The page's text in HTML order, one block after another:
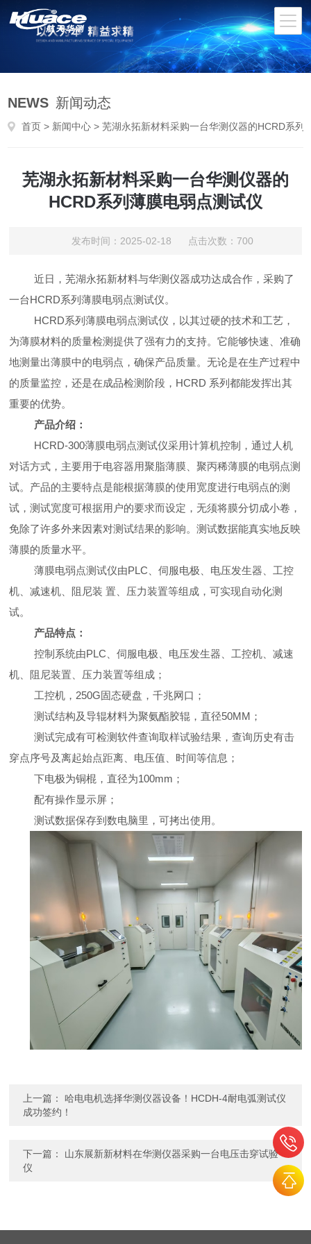
NEWS 新闻动态
首页 > 新闻中心 > 芜湖永拓新材料采购一台华测仪器的HCRD系列薄膜电弱点测试仪
芜湖永拓新材料采购一台华测仪器的
HCRD系列薄膜电弱点测试仪
发布时间：2025-02-18 点击次数：700
近日，芜湖永拓新材料与华测仪器成功达成合作，采购了
一台HCRD系列薄膜电弱点测试仪。
HCRD系列薄膜电弱点测试仪，以其过硬的技术和工艺，
为薄膜材料的质量检测提供了强有力的支持。它能够快速、准确
地测量出薄膜中的电弱点，确保产品质量。无论是在生产过程中
的质量监控，还是在成品检测阶段，HCRD 系列都能发挥出其
重要的优势。
产品介绍：
HCRD-300薄膜电弱点测试仪采用计算机控制，通过人机
对话方式，主要用于电容器用聚脂薄膜、聚丙稀薄膜的电弱点测
试。产品的主要特点是能根据薄膜的使用宽度进行电弱点的测
试，测试宽度可根据用户的要求而设定，无须将膜分切成小卷，
免除了许多外来因素对测试结果的影响。测试数据能真实地反映
薄膜的质量水平。
薄膜电弱点测试仪由PLC、伺服电极、电压发生器、工控
机、减速机、阻尼装 置、压力装置等组成，可实现自动化测
试。
产品特点：
控制系统由PLC、伺服电极、电压发生器、工控机、减速
机、阻尼装置、压力装置等组成；
工控机，250G固态硬盘，千兆网口；
测试结构及导辊材料为聚氨酯胶辊，直径50MM；
测试完成有可检测软件查询取样试验结果，查询历史有击
穿点序号及离起始点距离、电压值、时间等信息；
下电极为铜棍，直径为100mm；
配有操作显示屏；
测试数据保存到数电脑里，可拷出使用。
上一篇：哈电电机选择华测仪器设备！HCDH-4耐电弧测试仪
成功签约！
下一篇： 山东展新新材料在华测仪器采购一台电压击穿试验
仪